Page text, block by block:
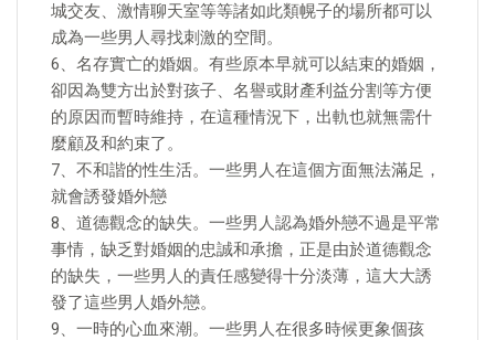
城交友、激情聊天室等等諸如此類幌子的場所都可以
成為一些男人尋找刺激的空間。
6、名存實亡的婚姻。有些原本早就可以結束的婚姻，
卻因為雙方出於對孩子、名譽或財產利益分割等方便
的原因而暫時維持，在這種情況下，出軌也就無需什
麼顧及和約束了。
7、不和諧的性生活。一些男人在這個方面無法滿足，
就會誘發婚外戀
8、道德觀念的缺失。一些男人認為婚外戀不過是平常
事情，缺乏對婚姻的忠誠和承擔，正是由於道德觀念
的缺失，一些男人的責任感變得十分淡薄，這大大誘
發了這些男人婚外戀。
9、一時的心血來潮。一些男人在很多時候更象個孩